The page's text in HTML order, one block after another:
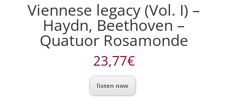
Viennese legacy (Vol. I) –
Haydn, Beethoven –
Quatuor Rosamonde
23,77€
listen now